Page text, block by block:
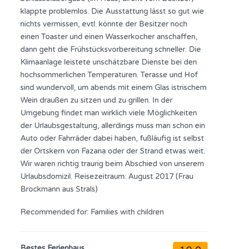
klappte problemlos. Die Ausstattung lässt so gut wie
nichts vermissen, evtl. könnte der Besitzer noch
einen Toaster und einen Wasserkocher anschaffen,
dann geht die Frühstücksvorbereitung schneller. Die
Klimaanlage leistete unschätzbare Dienste bei den
hochsommerlichen Temperaturen. Terasse und Hof
sind wundervoll, um abends mit einem Glas istrischem
Wein draußen zu sitzen und zu grillen. In der
Umgebung findet man wirklich viele Möglichkeiten
der Urlaubsgestaltung, allerdings muss man schon ein
Auto oder Fahrräder dabei haben, fußläufig ist selbst
der Ortskern von Fazana oder der Strand etwas weit.
Wir waren richtig traurig beim Abschied von unserem
Urlaubsdomizil. Reisezeitraum: August 2017 (Frau
Brockmann aus Strals)
Recommended for: Families with children